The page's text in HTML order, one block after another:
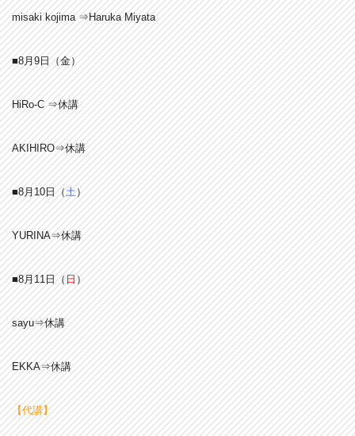
misaki kojima ⇒Haruka Miyata
■8月9日（金）
HiRo-C ⇒休講
AKIHIRO⇒休講
■8月10日（土）
YURINA⇒休講
■8月11日（日）
sayu⇒休講
EKKA⇒休講
【代講】